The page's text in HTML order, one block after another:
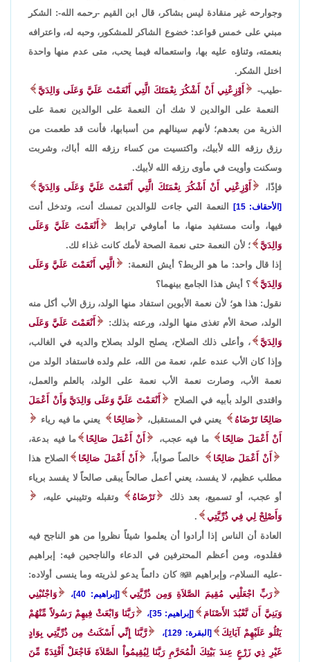
وجوارحه غير منقادة ليس بشاكر، قال ابن القيم -رحمه الله-: الشكر
مبني على خمس قواعد: خضوع الشاكر للمشكور، وحبه له، واعترافه
بنعمته، وثناؤه عليه بها، واستعماله فيما يحب، متى عدم منها واحدة
اختل الشكر.
-طيب-
أَوْزِعْنِي أَنْ أَشْكُرَ نِعْمَتَكَ الَّتِي أَنْعَمْتَ عَلَيَّ وَعَلَى وَالِدَيَّ
النعمة على الوالدين لا شك أن النعمة على الوالدين نعمة على
الذرية من بعدهم؛ لأنهم سينالهم من أسبابها، فأنت قد طعمت من
رزق رزقه الله لأبيك، واكتسيت من كساء رزقه الله أباك، وشربت
وسكنت وأويت في مأوى رزقه الله لأبيك.
فإذًا،
أَوْزِعْنِي أَنْ أَشْكُرَ نِعْمَتَكَ الَّتِي أَنْعَمْتَ عَلَيَّ وَعَلَى وَالِدَيَّ
[الأحقاف: 15]
النعمة التي جاءت للوالدين تمسك أنت، وتدخل أنت
فيها، وأنت مستفيد منها، ما أماوفي ترابط
أَنْعَمْتَ عَلَيَّ وَعَلَى
وَالِدَيَّ
؛ لأن النعمة حتى نعمة الصحة لأمك كانت غذاء لك.
إذا قال واحد: ما هو الربط؟ أيش النعمة:
الَّتِي أَنْعَمْتَ عَلَيَّ وَعَلَى
وَالِدَيَّ
؟ أيش هذا الجامع بينهما؟
نقول: هذا هو؛ لأن نعمة الأبوين استفاد منها الولد، رزق الأب أكل منه
الولد، صحة الأم تغذى منها الولد، ورعته بذلك:
أَنْعَمْتَ عَلَيَّ وَعَلَى
وَالِدَيَّ
، وأعلى ذلك الصلاح، يصلح الولد بصلاح والديه في الغالب،
وإذا كان الأب عنده علم، نعمة من الله، علم ولده فاستفاد الولد من
نعمة الأب، وصارت نعمة الأب نعمة على الولد، بالعلم والعمل،
واقتدى الولد بأبيه في الصلاح
أَنْعَمْتَ عَلَيَّ وَعَلَى وَالِدَيَّ وَأَنْ أَعْمَلَ
صَالِحًا تَرْضَاهُ
يعني في المستقبل، صَالِحًا
يعني ما فيه رياء
أَنْ أَعْمَلَ صَالِحًا
ما فيه عجب، أَنْ أَعْمَلَ صَالِحًا
ما فيه بدعة،
أَنْ أَعْمَلَ صَالِحًا
خالصاً صواباً، أَنْ أَعْمَلَ صَالِحًا
الصلاح هذا
مطلب عظيم، لا يفسد، يعني أعمل صالحاً يبقى صالحاً لا يفسد برياء
أو عجب، أو تسميع، بعد ذلك
تَرْضَاهُ
وتقبله وتثيبني عليه،
وَأَصْلِحْ لِي فِي ذُرِّيَّتِي
.
العادة أن الناس إذا أرادوا أن يعلموا شيئاً نظروا من هو الناجح فيه
فقلدوه، ومن أعظم المحترفين في الدعاء والناجحين فيه: إبراهيم
-عليه السلام-، وإبراهيم كان دائماً يدعو لذريته وما ينسى أولاده:
رَبِّ اجْعَلْنِي مُقِيمَ الصَّلاَةِ وَمِن ذُرِّيَّتِي
[إبراهيم: 40]،
وَاجْنُبْنِي
وَبَنِيَّ أَن نَّعْبُدَ الأَصْنَامَ
[إبراهيم: 35]،
رَبَّنَا وَابْعَثْ فِيهِمْ رَسُولاً مِّنْهُمْ
يَتْلُو عَلَيْهِمْ آيَاتِكَ
[البقرة: 129]،
رَّبَّنَا إِنِّي أَسْكَنتُ مِن ذُرِّيَّتِي بِوَادٍ
غَيْرِ ذِي زَرْعٍ عِندَ بَيْتِكَ الْمُحَرَّمِ رَبَّنَا لِيُقِيمُواْ الصَّلاَةَ فَاجْعَلْ أَفْئِدَةً مِّنَ